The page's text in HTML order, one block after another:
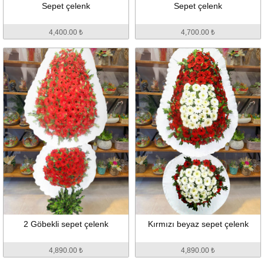
Sepet çelenk
4,400.00 ₺
Sepet çelenk
4,700.00 ₺
2 Göbekli sepet çelenk
4,890.00 ₺
Kırmızı beyaz sepet çelenk
4,890.00 ₺